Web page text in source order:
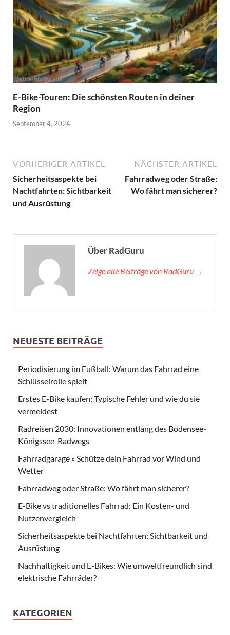
E-Bike-Touren: Die schönsten Routen in deiner
Region
September 4, 2024
VORHERIGER ARTIKEL
Sicherheitsaspekte bei
Nachtfahrten: Sichtbarkeit
und Ausrüstung
NÄCHSTER ARTIKEL
Fahrradweg oder Straße:
Wo fährt man sicherer?
Über RadGuru
Zeige alle Beiträge von RadGuru →
NEUESTE BEITRÄGE
Periodisierung im Fußball: Warum das Fahrrad eine
Schlüsselrolle spielt
Erstes E-Bike kaufen: Typische Fehler und wie du sie
vermeidest
Radreisen 2030: Innovationen entlang des Bodensee-
Königssee-Radwegs
Fahrradgarage » Schütze dein Fahrrad vor Wind und
Wetter
Fahrradweg oder Straße: Wo fährt man sicherer?
E-Bike vs traditionelles Fahrrad: Ein Kosten- und
Nutzenvergleich
Sicherheitsaspekte bei Nachtfahrten: Sichtbarkeit und
Ausrüstung
Nachhaltigkeit und E-Bikes: Wie umweltfreundlich sind
elektrische Fahrräder?
KATEGORIEN